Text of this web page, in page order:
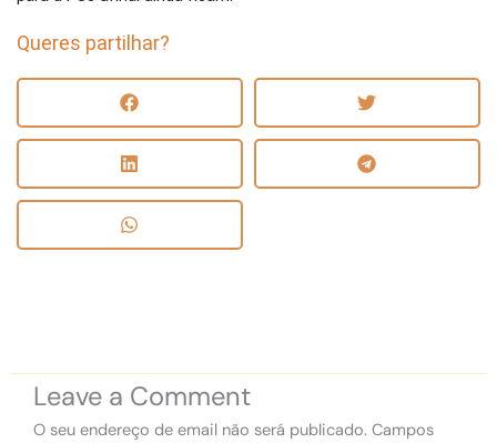
Queres partilhar?
Leave a Comment
O seu endereço de email não será publicado. Campos